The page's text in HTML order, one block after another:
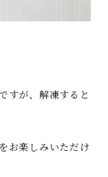
すが、解凍すると
お楽しみいただけ